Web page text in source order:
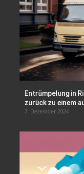
Entrümpelung in
zurück zu einem
7. Dezember 2024